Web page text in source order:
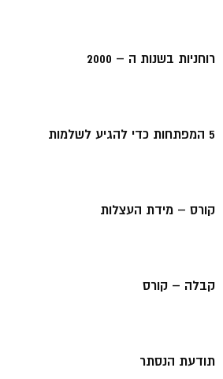
רוחניות בשנות ה – 2000
5 המפתחות כדי להגיע לשלמות
קורס – מידת העצלות
קבלה – קורס
תודעת הנסתר